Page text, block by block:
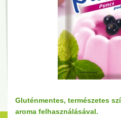
Gluténmentes, természetes
aroma felhasználásával.